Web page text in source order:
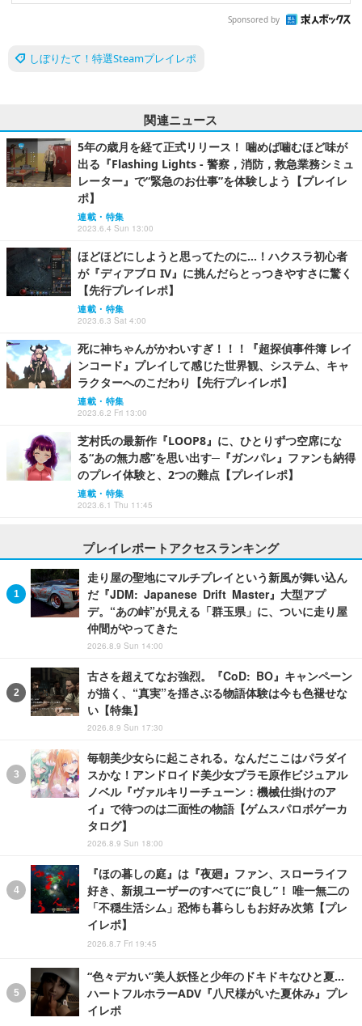
Sponsored by
しぼりたて！特選Steamプレイレポ
関連ニュース
5年の歳月を経て正式リリース！ 噛めば噛むほど味が
出る『Flashing Lights - 警察，消防，救急業務シミュ
レーター』で“緊急のお仕事”を体験しよう【プレイレ
ポ】
連載・特集
2023.6.4 Sun 13:00
ほどほどにしようと思ってたのに…！ハクスラ初心者
が『ディアブロ IV』に挑んだらとっつきやすさに驚く
【先行プレイレポ】
連載・特集
2023.6.3 Sat 4:00
死に神ちゃんがかわいすぎ！！！『超探偵事件簿 レイ
ンコード』プレイして感じた世界観、システム、キャ
ラクターへのこだわり【先行プレイレポ】
連載・特集
2023.6.2 Fri 13:00
芝村氏の最新作『LOOP8』に、ひとりずつ空席にな
る“あの無力感”を思い出す─『ガンパレ』ファンも納得
のプレイ体験と、2つの難点【プレイレポ】
連載・特集
2023.6.1 Thu 11:45
プレイレポートアクセスランキング
走り屋の聖地にマルチプレイという新風が舞い込ん
だ『JDM: Japanese Drift Master』大型アプ
デ。“あの峠”が見える「群玉県」に、ついに走り屋
仲間がやってきた
2026.8.9 Sun 14:00
古さを超えてなお強烈。『CoD: BO』キャンペーン
が描く、“真実”を揺さぶる物語体験は今も色褪せな
い【特集】
2026.8.9 Sun 17:30
毎朝美少女らに起こされる。なんだここはパラダイ
スかな！アンドロイド美少女プラモ原作ビジュアル
ノベル『ヴァルキリーチューン：機械仕掛けのア
イ』で待つのは二面性の物語【ゲムスパロボゲーカ
タログ】
2026.8.9 Sun 18:00
『ほの暮しの庭』は『夜廻』ファン、スローライフ
好き、新規ユーザーのすべてに“良し”！ 唯一無二の
「不穏生活シム」恐怖も暮らしもお好み次第【プレ
イレポ】
2026.8.7 Fri 19:45
“色々デカい”美人妖怪と少年のドキドキなひと夏…
ハートフルホラーADV『八尺様がいた夏休み』プレ
イレポ